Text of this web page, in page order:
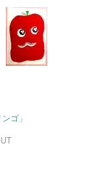
ゴ」